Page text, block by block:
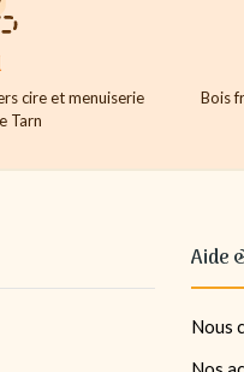
cire et menuiserie
Tarn
Bois
Aide
Nous